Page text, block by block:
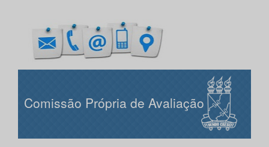
Comissão Própria de Avaliação